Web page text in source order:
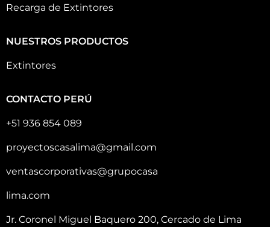
Recarga de Extintores
NUESTROS PRODUCTOS
Extintores
CONTACTO PERÚ
+51 936 854 089
proyectoscasalima@gmail.com
ventascorporativas@grupocasa
lima.com
Jr. Coronel Miguel Baquero 200, Cercado de Lima